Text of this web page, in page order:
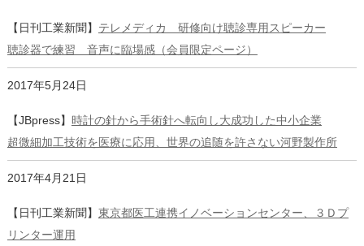
【日刊工業新聞】 テレメディカ 研修向け聴診専用スピーカー
聴診器で練習 音声に臨場感（会員限定ページ）
2017年5月24日
【JBpress】 時計の針から手術針へ転向し大成功した中小企業
超微細加工技術を医療に応用、世界の追随を許さない河野製作所
2017年4月21日
【日刊工業新聞】 東京都医工連携イノベーションセンター、３Ｄプ
リンター運用